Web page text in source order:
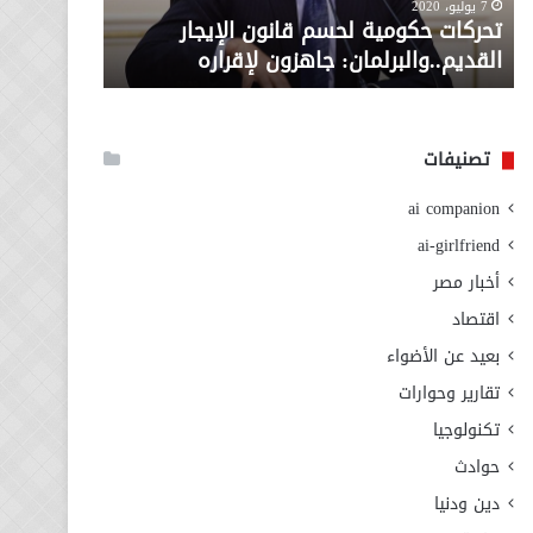
لإقراره
7 يوليو، 2020
تحركات حكومية لحسم قانون الإيجار
القديم..والبرلمان: جاهزون لإقراره
من
وزارة
الاجتماعي
تصنيفات
ai companion
ai-girlfriend
أخبار مصر
اقتصاد
بعيد عن الأضواء
تقارير وحوارات
تكنولوجيا
حوادث
دين ودنيا